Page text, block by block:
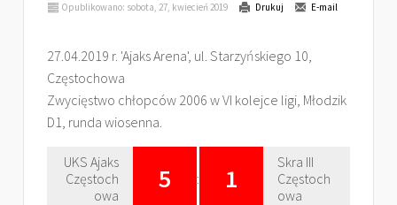
Opublikowano: sobota, 27, kwiecień 2019
Drukuj E-mail
27.04.2019 r. 'Ajaks Arena', ul. Starzyńskiego 10,
Częstochowa
Zwycięstwo chłopców 2006 w VI kolejce ligi, Młodzik
D1, runda wiosenna.
UKS Ajaks
Częstoch
owa
5 : 1
Skra III
Częstoch
owa